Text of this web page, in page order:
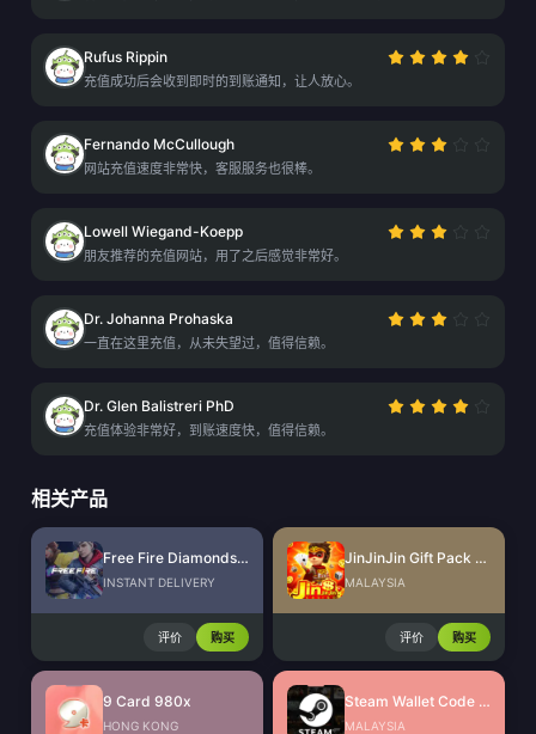
Rufus Rippin
充值成功后会收到即时的到账通知，让人放心。
Fernando McCullough
网站充值速度非常快，客服服务也很棒。
Lowell Wiegand-Koepp
朋友推荐的充值网站，用了之后感觉非常好。
Dr. Johanna Prohaska
一直在这里充值，从未失望过，值得信赖。
Dr. Glen Balistreri PhD
充值体验非常好，到账速度快，值得信赖。
相关产品
Free Fire Diamonds EU + TR
INSTANT DELIVERY
评价 购买
JinJinJin Gift Pack Redeem Code
MALAYSIA
评价 购买
9 Card 980x
HONG KONG
Steam Wallet Code (MYR)
MALAYSIA